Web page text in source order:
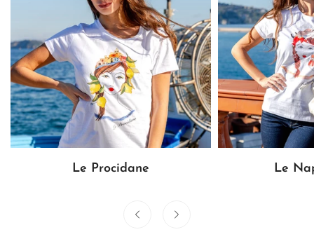
Le Procidane Le